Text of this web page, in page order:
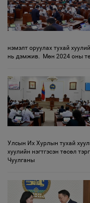
нэмэлт оруулах тухай
нь дэмжив. Мөн 2024 оны
Улсын Их Хурлын тухай
хуулийн нэгтгэсэн төсөл
Чуулганы